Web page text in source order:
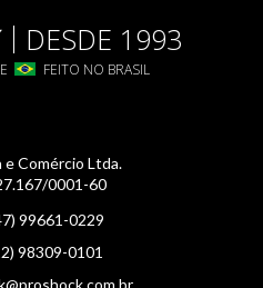
DESDE 1993
FEITO NO BRASIL
e Comércio Ltda.
0001-60
99661-0229
98309-0101